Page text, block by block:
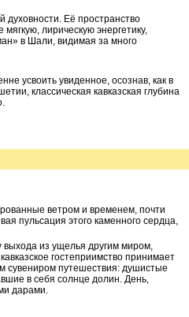
Её пространство
лирическую энергетику,
в Шали, видимая за много
усвоить увиденное, осознав, как в
классическая кавказская глубина
ветром и временем, почти
пульсация этого каменного сердца,
из ущелья другим миром,
гостеприимство принимает
сувениром путешествия: душистые
в себя солнце долин. День,
дарами.